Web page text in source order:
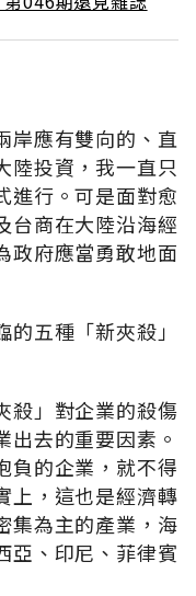
岸應有雙向的、直
陸投資，我一直只
進行。可是面對愈
台商在大陸沿海經
政府應當勇敢地面
五種「新夾殺」
殺」對企業的殺傷
去的重要因素。
負的企業，就不得
上，這也是經濟轉
集為主的產業，海
亞、印尼、菲律賓